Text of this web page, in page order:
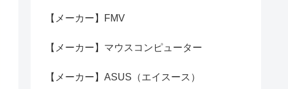
【メーカー】FMV
【メーカー】マウスコンピューター
【メーカー】ASUS（エイスース）